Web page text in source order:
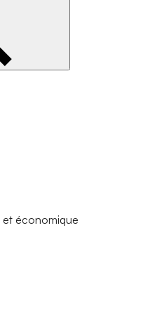
et économique